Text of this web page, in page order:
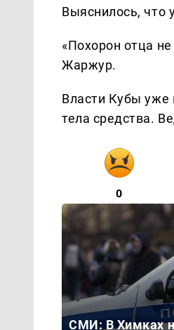
Выяснилось, что
«Похорон отца
Жаржур.
Власти Кубы уже
тела средства.
0
СМИ: В Химках